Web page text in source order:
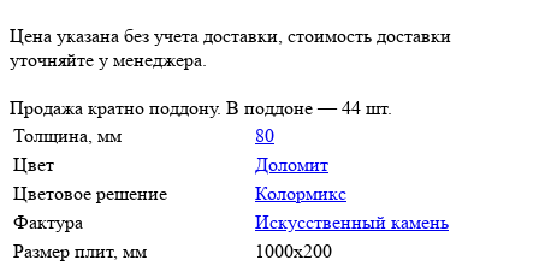
Цена указана без учета доставки, стоимость доставки
уточняйте у менеджера.
Продажа кратно поддону. В поддоне — 44 шт.
Толщина, мм
80
Цвет
Доломит
Цветовое решение
Колормикс
Фактура
Искусственный камень
Размер плит, мм
1000х200